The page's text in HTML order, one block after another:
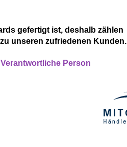
gefertigt ist, deshalb zählen
unseren zufriedenen Kunden.
Person